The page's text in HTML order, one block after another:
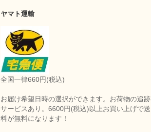
ヤマト運輸
全国一律660円(税込)
お届け希望日時の選択ができます。お荷物の追跡
サービスあり。6600円(税込)以上お買い上げで送
料が無料になります！